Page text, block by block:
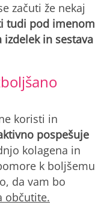
začuti že nekaj
tudi pod imenom
in sestava
koristi in
pospešuje
kolagena in
k boljšemu
da vam bo
občutite.